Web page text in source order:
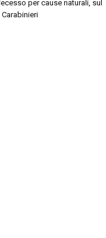
per cause naturali, sul